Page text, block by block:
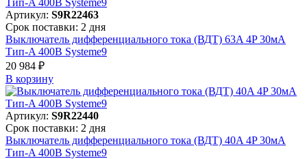
Артикул: S9R22463
Срок поставки: 2 дня
Выключатель дифференциального тока (ВДТ) 63A 4P 30мА
Тип-A 400В Systeme9
20 984 ₽
В корзинy
Артикул: S9R22440
Срок поставки: 2 дня
Выключатель дифференциального тока (ВДТ) 40A 4P 30мА
Тип-A 400В Systeme9